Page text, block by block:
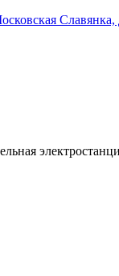
Славянка,